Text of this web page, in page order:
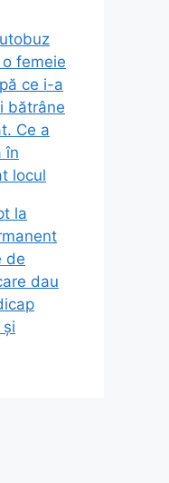
femeie
ce i-a
bătrâne
Ce a
în
locul
la
de
dau